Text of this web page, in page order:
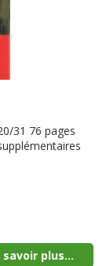
31 76 pages
savoir plus...